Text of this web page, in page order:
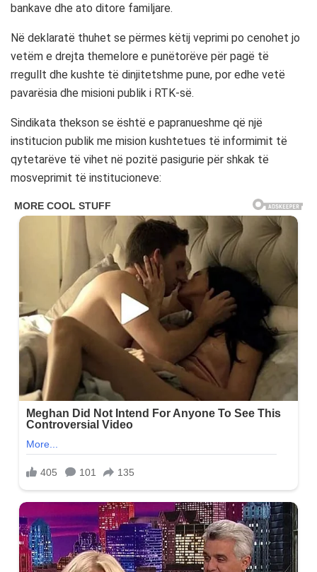
bankave dhe ato ditore familjare.
Në deklaratë thuhet se përmes këtij veprimi po cenohet jo
vetëm e drejta themelore e punëtorëve për pagë të
rregullt dhe kushte të dinjitetshme pune, por edhe vetë
pavarësia dhe misioni publik i RTK-së.
Sindikata thekson se është e papranueshme që një
institucion publik me mision kushtetues të informimit të
qytetarëve të vihet në pozitë pasigurie për shkak të
mosveprimit të institucioneve: